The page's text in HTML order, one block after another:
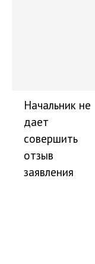
Начальник не
дает
совершить
отзыв
заявления